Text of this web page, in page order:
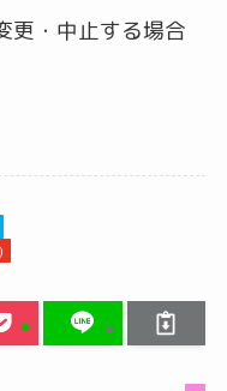
更・中止する場合